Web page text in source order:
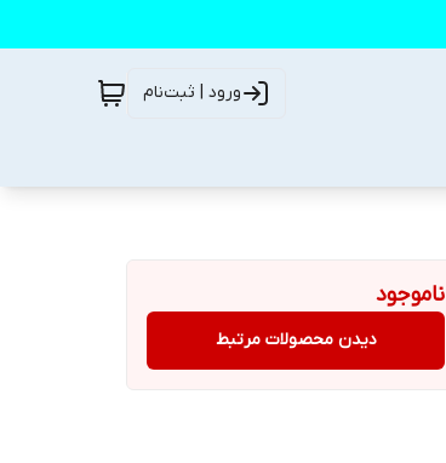
ورود | ثبت‌نام
ناموجود
دیدن محصولات مرتبط